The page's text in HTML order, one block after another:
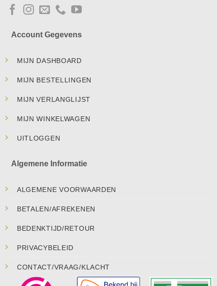
Account Gegevens
MIJN DASHBOARD
MIJN BESTELLINGEN
MIJN VERLANGLIJST
MIJN WINKELWAGEN
UITLOGGEN
Algemene Informatie
ALGEMENE VOORWAARDEN
BETALEN/AFREKENEN
BEDENKTIJD/RETOUR
PRIVACYBELEID
CONTACT/VRAAG/KLACHT